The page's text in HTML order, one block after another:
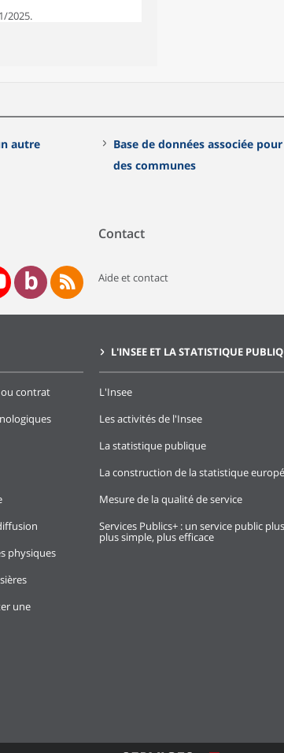
2025.
autre
Base de données associée
des communes
Contact
Aide et contact
ou contrat
physiques
une
L'INSEE ET LA STATISTIQUE
L'Insee
Les activités de l'Insee
La statistique publique
La construction de la statistique
Mesure de la qualité de service
Services Publics+ : un service public
plus simple, plus efficace